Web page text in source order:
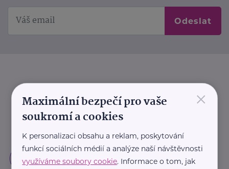
Odeslat
×
Maximální bezpečí pro vaše
soukromí a cookies
K personalizaci obsahu a reklam, poskytování
funkcí sociálních médií a analýze naší návštěvnosti
využíváme soubory cookie. Informace o tom, jak